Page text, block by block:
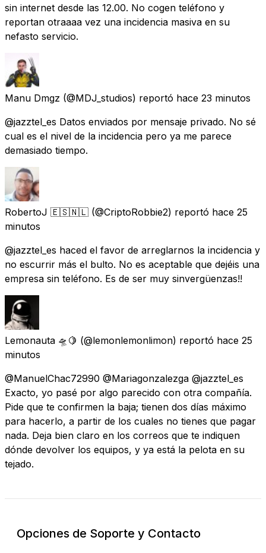
sin internet desde las 12.00. No cogen teléfono y
reportan otraaaa vez una incidencia masiva en su
nefasto servicio.
Manu Dmgz (@MDJ_studios) reportó hace 23 minutos
@jazztel_es Datos enviados por mensaje privado. No sé
cual es el nivel de la incidencia pero ya me parece
demasiado tiempo.
RobertoJ 🇪🇸🇳🇱 (@CriptoRobbie2) reportó hace 25
minutos
@jazztel_es haced el favor de arreglarnos la incidencia y
no escurrir más el bulto. No es aceptable que dejéis una
empresa sin teléfono. Es de ser muy sinvergüenzas!!
Lemonauta 🛸🍋 (@lemonlemonlimon) reportó hace 25
minutos
@ManuelChac72990 @Mariagonzalezga @jazztel_es
Exacto, yo pasé por algo parecido con otra compañía.
Pide que te confirmen la baja; tienen dos días máximo
para hacerlo, a partir de los cuales no tienes que pagar
nada. Deja bien claro en los correos que te indiquen
dónde devolver los equipos, y ya está la pelota en su
tejado.
Opciones de Soporte y Contacto